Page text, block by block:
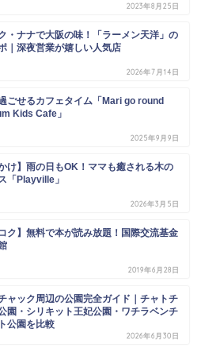
2023年8月25日
・ナナで大阪の味！「ラーメン天洋」の
｜深夜営業が嬉しい人気店
2026年7月14日
ごせるカフェタイム「Mari go round
Kids Cafe」
2025年9月9日
かけ】雨の日もOK！ママも癒される木の
「Playville」
2026年3月5日
コク】無料で本が読み放題！国際交流基金
2019年6月28日
ャック周辺の公園完全ガイド｜チャトチ
園・シリキット王妃公園・ワチラベンチ
公園を比較
2026年6月30日